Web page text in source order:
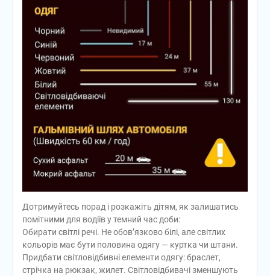
Дотримуйтесь порад і розкажіть дітям, як залишатись
помітними для водіїв у темний час доби:
Обирати світлі речі. Не обов’язково білі, але світлих
кольорів має бути половина одягу — куртка чи штани.
Придбати світловідбивні елементи одягу: браслет,
стрічка на рюкзак, жилет. Світловідбивачі зменшують